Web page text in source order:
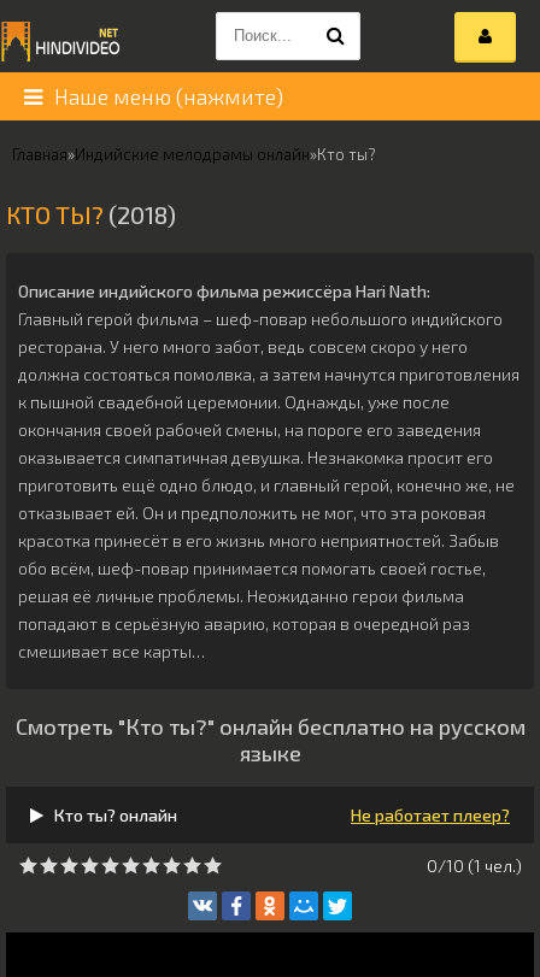
Наше меню (нажмите)
Главная»Индийские мелодрамы онлайн»Кто ты?
КТО ТЫ? (2018)
Описание индийского фильма режиссёра Hari Nath:
Главный герой фильма – шеф-повар небольшого индийского
ресторана. У него много забот, ведь совсем скоро у него
должна состояться помолвка, а затем начнутся приготовления
к пышной свадебной церемонии. Однажды, уже после
окончания своей рабочей смены, на пороге его заведения
оказывается симпатичная девушка. Незнакомка просит его
приготовить ещё одно блюдо, и главный герой, конечно же, не
отказывает ей. Он и предположить не мог, что эта роковая
красотка принесёт в его жизнь много неприятностей. Забыв
обо всём, шеф-повар принимается помогать своей гостье,
решая её личные проблемы. Неожиданно герои фильма
попадают в серьёзную аварию, которая в очередной раз
смешивает все карты…
Смотреть "Кто ты?" онлайн бесплатно на русском
языке
Кто ты? онлайн Не работает плеер?
0/10 (1 чeл.)